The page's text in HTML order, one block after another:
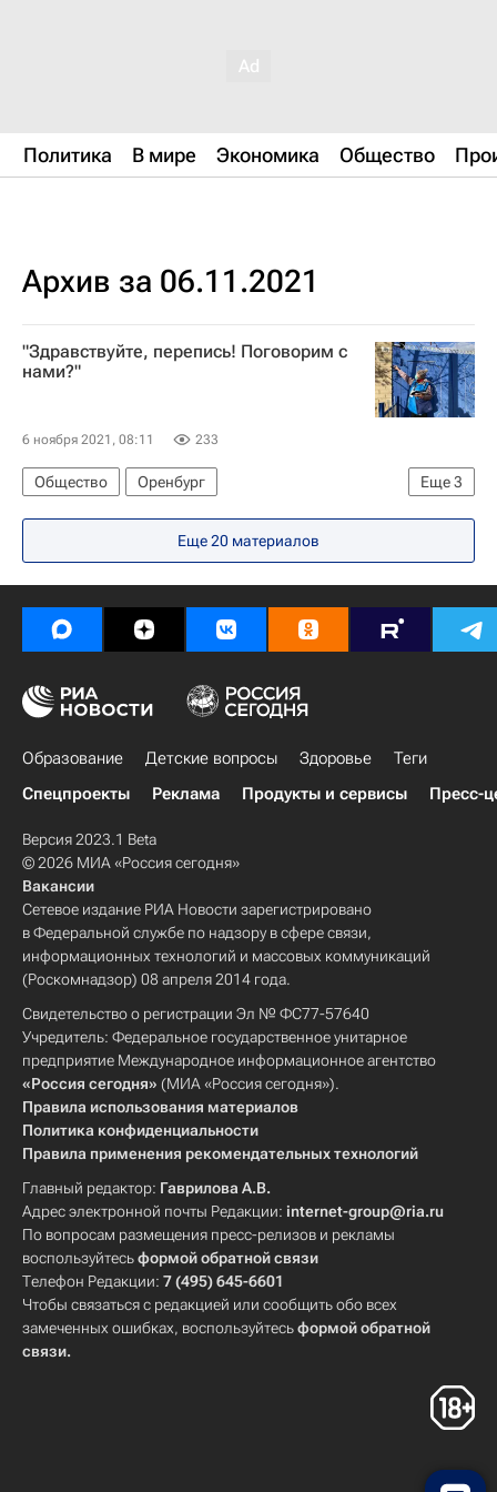
Политика В мире Экономика Общество
Архив за 06.11.2021
"Здравствуйте, перепись! Поговорим с
нами?"
6 ноября 2021, 08:11 233
Еще3
Общество
Оренбург
Оренбургская область
Социальный навигатор
Еще 20 материалов
Образование Детские вопросы Здоровье
Теги
Спецпроекты
Реклама Продукты и сервисы Пресс-
Версия 2023.1 Beta
© 2026 МИА «Россия сегодня»
Вакансии
Сетевое издание РИА Новости зарегистрировано
в Федеральной службе по надзору в сфере связи,
информационных технологий и массовых коммуникаций
(Роскомнадзор) 08 апреля 2014 года.
Свидетельство о регистрации Эл № ФС77-57640
Учредитель: Федеральное государственное унитарное
предприятие Международное информационное агентство
«Россия сегодня» (МИА «Россия сегодня»).
Правила использования материалов
Политика конфиденциальности
Правила применения рекомендательных технологий
Главный редактор: Гаврилова А.В.
Адрес электронной почты Редакции: internet-group@ria.ru
По вопросам размещения пресс-релизов и рекламы
воспользуйтесьформой обратной связи
Телефон Редакции: 7 (495) 645-6601
Чтобы связаться с редакцией или сообщить обо всех
замеченных ошибках, воспользуйтесьформой обратной
связи.